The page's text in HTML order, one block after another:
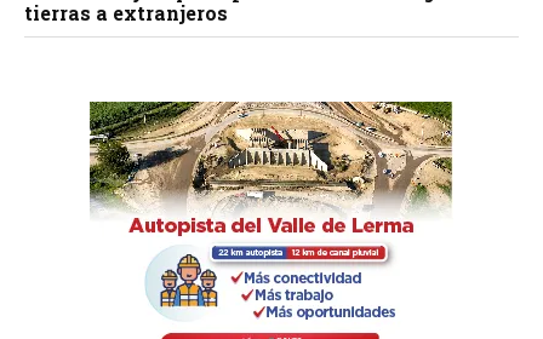
tierras a extranjeros